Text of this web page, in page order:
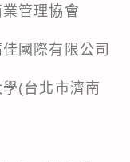
管理協會
國際有限公司
(台北市濟南